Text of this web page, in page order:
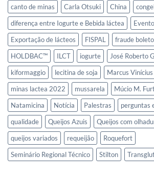
canto de minas
Carla Otsuki China
diferença entre Iogurte e Bebida láctea
Exportação de lácteos
FISPAL fraude boleto
HOLDBAC™
ILCT iogurte José Roberto
kiformaggio
lecitina de soja Marcus Vinícius
minas lactea 2022
mussarela Múcio M.
Natamicina
Notícia Palestras
perguntas
qualidade
Queijos Azuis
Queijos com
queijos variados
requeijão
Roquefort
Seminário Regional Técnico
Stilton